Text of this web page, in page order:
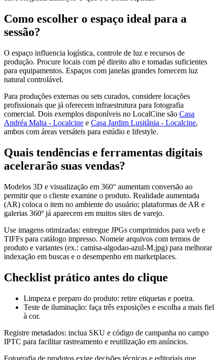
Como escolher o espaço ideal para a
sessão?
O espaço influencia logística, controle de luz e recursos de
produção. Procure locais com pé direito alto e tomadas suficientes
para equipamentos. Espaços com janelas grandes fornecem luz
natural controlável.
Para produções externas ou sets curados, considere locações
profissionais que já oferecem infraestrutura para fotografia
comercial. Dois exemplos disponíveis no LocalCine são Casa
Andréa Malta - Localcine e Casa Jardim Lusitânia - Localcine,
ambos com áreas versáteis para estúdio e lifestyle.
Quais tendências e ferramentas digitais
acelerarão suas vendas?
Modelos 3D e visualização em 360° aumentam conversão ao
permitir que o cliente examine o produto. Realidade aumentada
(AR) coloca o item no ambiente do usuário; plataformas de AR e
galerias 360º já aparecem em muitos sites de varejo.
Use imagens otimizadas: entregue JPGs comprimidos para web e
TIFFs para catálogo impresso. Nomeie arquivos com termos de
produto e variantes (ex.: camisa‑algodao‑azul‑M.jpg) para melhorar
indexação em buscas e o desempenho em marketplaces.
Checklist prático antes do clique
Limpeza e preparo do produto: retire etiquetas e poeira.
Teste de iluminação: faça três exposições e escolha a mais fiel
à cor.
Registre metadados: inclua SKU e código de campanha no campo
IPTC para facilitar rastreamento e reutilização em anúncios.
Fotografia de produtos exige decisões técnicas e editoriais que